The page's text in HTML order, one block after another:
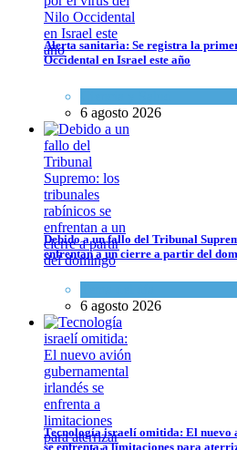
Debido a un fallo del Tribunal
Tema del día
6 agosto 2026
Tecnología israelí omitida: El nuevo
Alerta sanitaria: Se registra la
Occidental en Israel este año
6 agosto 2026
Debido a un fallo del Tribunal
enfrentan a un cierre a partir del
6 agosto 2026
Tecnología israelí omitida: El nuevo
se enfrenta a limitaciones para